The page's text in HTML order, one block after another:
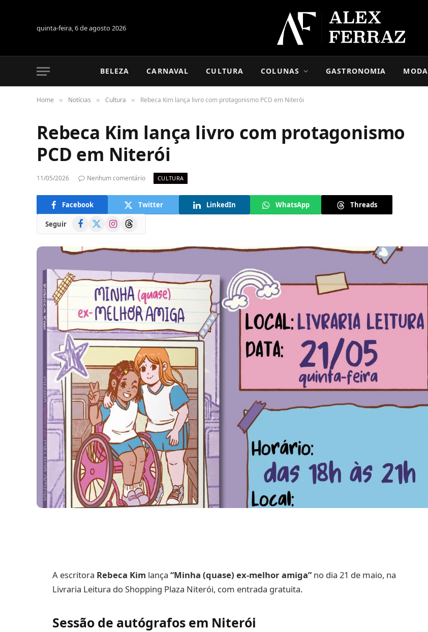
quinta-feira, 6 de agosto 2026
BELEZA CARNAVAL CULTURA COLUNAS GASTRONOMIA MODA
Home » Notícias » Cultura » Rebeca Kim lança livro com protagonismo PCD em Niterói
Rebeca Kim lança livro com protagonismo
PCD em Niterói
11/05/2026 Nenhum comentário CULTURA
Facebook Twitter LinkedIn WhatsApp Threads
Seguir Facebook
(Twitter)
InstagramThreads
A escritora Rebeca Kim lança “Minha (quase) ex-melhor amiga” no dia 21 de maio, na
Livraria Leitura do Shopping Plaza Niterói, com entrada gratuita.
Sessão de autógrafos em Niterói